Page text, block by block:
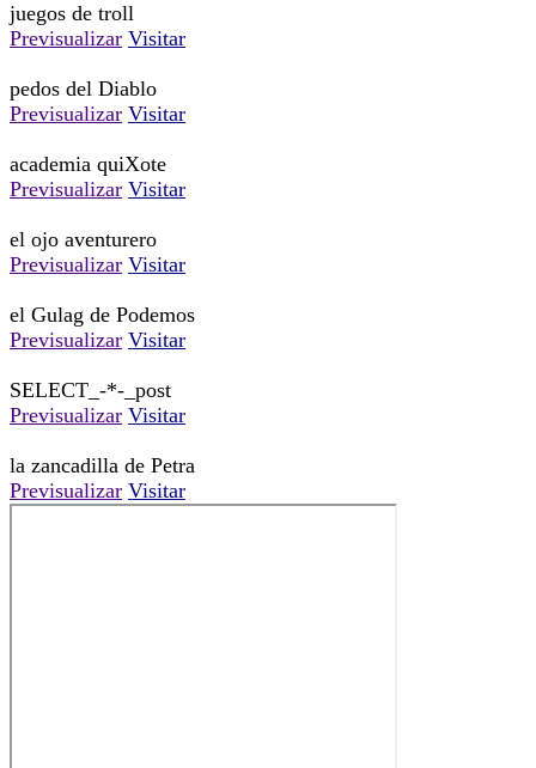
juegos de troll
Previsualizar Visitar
pedos del Diablo
Previsualizar Visitar
academia quiXote
Previsualizar Visitar
el ojo aventurero
Previsualizar Visitar
el Gulag de Podemos
Previsualizar Visitar
SELECT_-*-_post
Previsualizar Visitar
la zancadilla de Petra
Previsualizar Visitar